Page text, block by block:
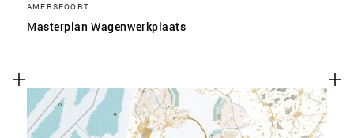
AMERSFOORT
Masterplan Wagenwerkplaats